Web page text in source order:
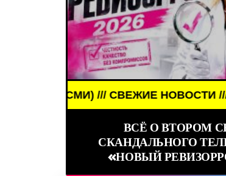
СВЕЖИЕ НОВОСТИ /// BREAKING
ВСЁ О ВТОРОМ
СКАНДАЛЬНОГО
«НОВЫЙ